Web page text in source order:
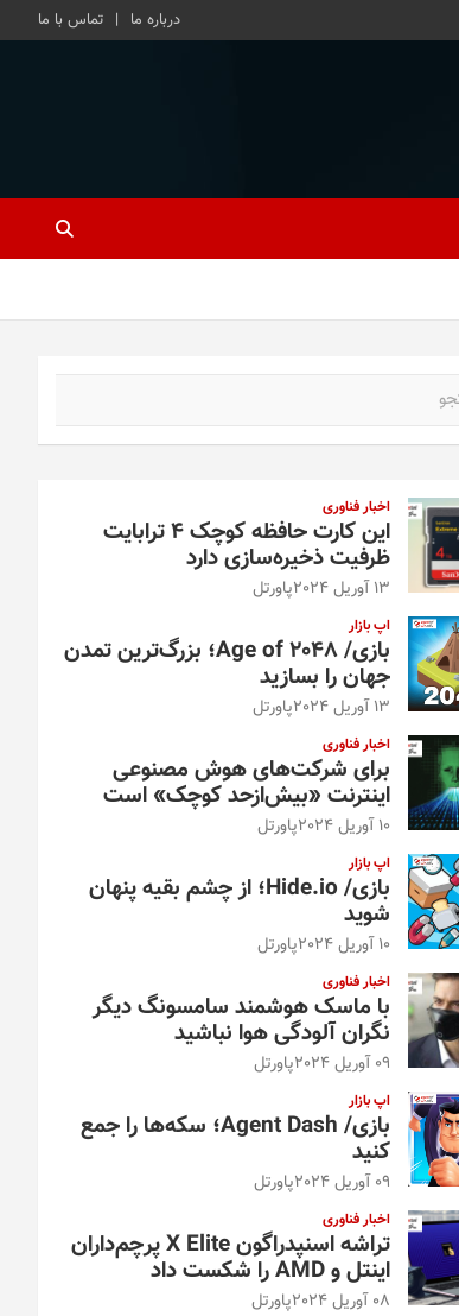
درباره ما تماس با ما
اخبار فناوری
این کارت حافظه کوچک ۴ ترابایت
ظرفیت ذخیره‌سازی دارد
13 آوریل 2024 پاورتل
اپ بازار
بازی/ Age of 2048؛ بزرگ‌ترین تمدن
جهان را بسازید
13 آوریل 2024 پاورتل
اخبار فناوری
برای شرکت‌های هوش مصنوعی
اینترنت «بیش‌از‌حد کوچک» است
10 آوریل 2024 پاورتل
اپ بازار
بازی/ Hide.io؛ از چشم بقیه پنهان
شوید
10 آوریل 2024 پاورتل
اخبار فناوری
با ماسک هوشمند سامسونگ دیگر
نگران آلودگی هوا نباشید
09 آوریل 2024 پاورتل
اپ بازار
بازی/ Agent Dash؛ سکه‌ها را جمع
کنید
09 آوریل 2024 پاورتل
اخبار فناوری
تراشه اسنپدراگون X Elite پرچم‌داران
اینتل و AMD را شکست داد
08 آوریل 2024 پاورتل